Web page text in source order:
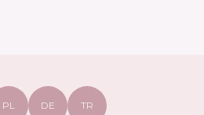
PL DE TR